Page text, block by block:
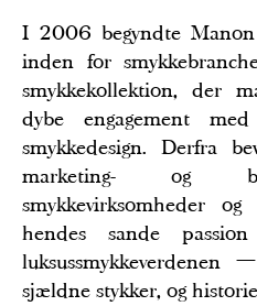
I 2006 begyndte
inden for
smykkekollektion, der
dybe engagement
smykkedesign. Derfra
marketing- og
smykkevirksomheder
hendes sande
luksussmykkeverdenen
sjældne stykker, og